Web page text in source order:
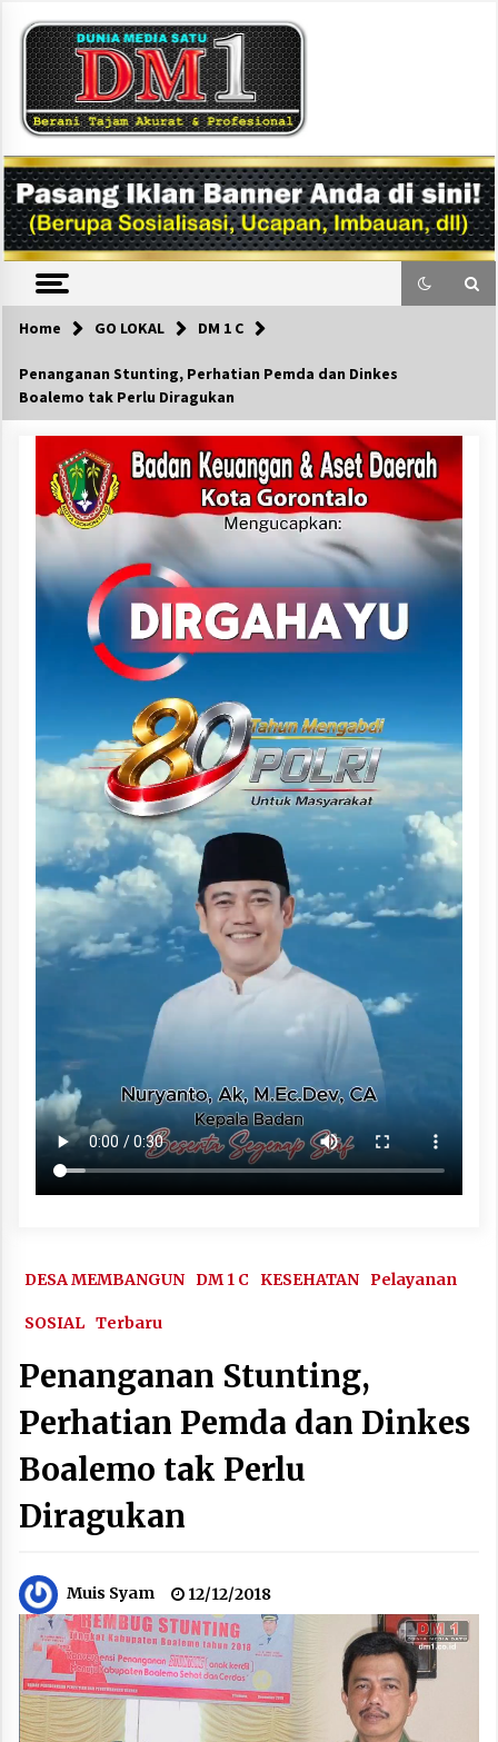
content
DM1
Home GO LOKAL DM 1 C
Penanganan Stunting, Perhatian Pemda dan Dinkes
Boalemo tak Perlu Diragukan
DESA MEMBANGUN DM 1 C KESEHATAN Pelayanan
SOSIAL Terbaru
Penanganan Stunting,
Perhatian Pemda dan Dinkes
Boalemo tak Perlu
Diragukan
Muis Syam 12/12/2018